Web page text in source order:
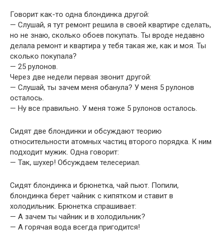
Говорит как-то одна блондинка другой:
— Слушай, я тут ремонт решила в своей квартире сделать,
но не знаю, сколько обоев покупать. Ты вроде недавно
делала ремонт и квартира у тебя такая же, как и моя. Ты
сколько покупала?
— 25 рулонов.
Через две недели первая звонит другой:
— Слушай, ты зачем меня обанула? У меня 5 рулонов
осталось.
— Ну все правильно. У меня тоже 5 рулонов осталось.
Сидят две блондинки и обсуждают теорию
относительности атомных частиц второго порядка. К ним
подходит мужик. Одна говорит:
— Так, шухер! Обсуждаем телесериал.
Сидят блондинка и брюнетка, чай пьют. Попили,
блондинка берет чайник с кипятком и ставит в
холодильник. Брюнетка спрашивает:
— А зачем ты чайник и в холодильник?
— А горячая вода всегда пригодится!